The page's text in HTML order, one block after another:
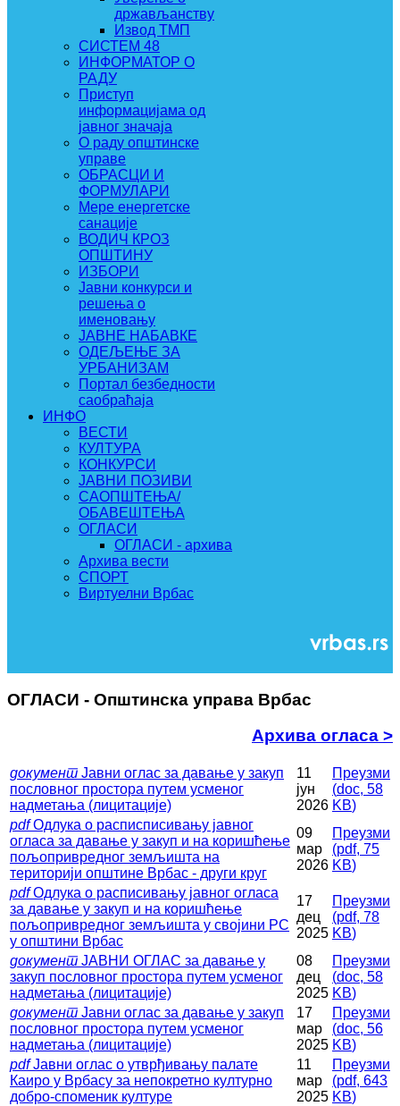
држављанству
Извод ТМП
СИСТЕМ 48
ИНФОРМАТОР О
РАДУ
Приступ
информацијама од
јавног значаја
О раду општинске
управе
ОБРАСЦИ И
ФОРМУЛАРИ
Мере енергетске
санације
ВОДИЧ КРОЗ
ОПШТИНУ
ИЗБОРИ
Јавни конкурси и
решења о
именовању
ЈАВНЕ НАБАВКЕ
ОДЕЉЕЊЕ ЗА
УРБАНИЗАМ
Портал безбедности
саобраћаја
ИНФО
ВЕСТИ
КУЛТУРА
КОНКУРСИ
ЈАВНИ ПОЗИВИ
САОПШТЕЊА/
ОБАВЕШТЕЊА
ОГЛАСИ
ОГЛАСИ - архива
Архива вести
СПОРТ
Виртуелни Врбас
ОГЛАСИ - Општинска управа Врбас
Архива огласа >
документ Јавни оглас за давање у закуп
пословног простора путем усменог
надметања (лицитације)
11
јун
2026
Преузми
(doc, 58
KB)
pdf Одлука о расписписивању јавног
огласа за давање у закуп и на коришћење
пољопривредног земљишта на
територији општине Врбас - други круг
09
мар
2026
Преузми
(pdf, 75
KB)
pdf Одлука о расписивању јавног огласа
за давање у закуп и на коришћење
пољопривредног земљишта у својини РС
у општини Врбас
17
дец
2025
Преузми
(pdf, 78
KB)
документ ЈАВНИ ОГЛАС за давање у
закуп пословног простора путем усменог
надметања (лицитације)
08
дец
2025
Преузми
(doc, 58
KB)
документ Јавни оглас за давање у закуп
пословног простора путем усменог
надметања (лицитације)
17
мар
2025
Преузми
(doc, 56
KB)
pdf Јавни оглас о утврђивању палате
Каиро у Врбасу за непокретно културно
добро-споменик културе
11
мар
2025
Преузми
(pdf, 643
KB)